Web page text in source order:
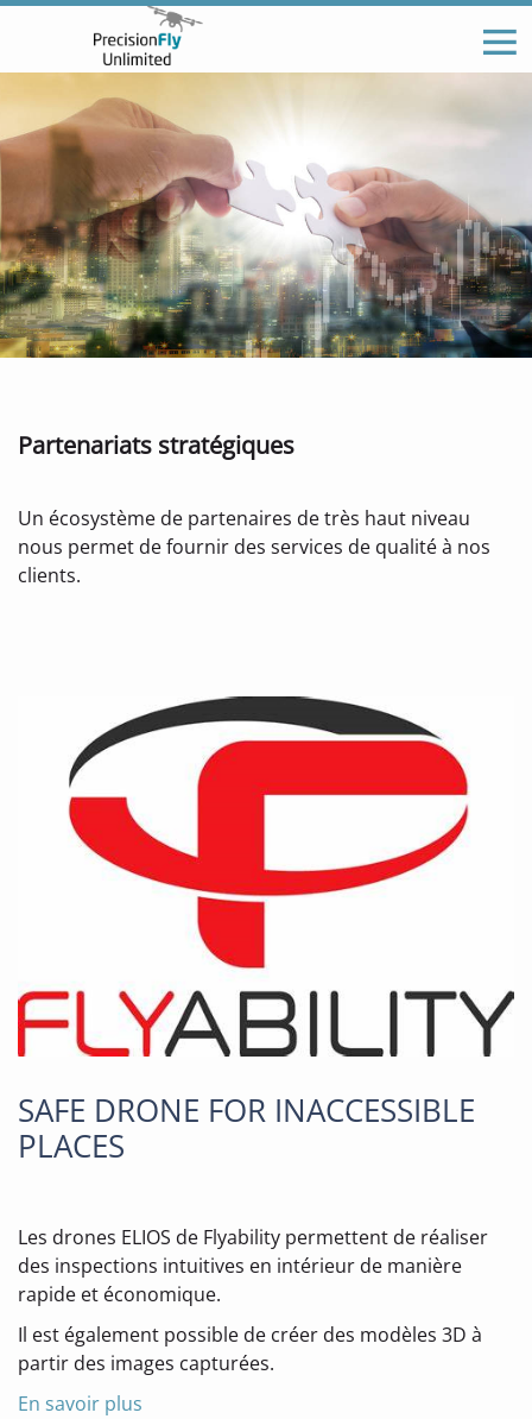
Partenariats stratégiques
Un écosystème de partenaires de très haut niveau
nous permet de fournir des services de qualité à nos
clients.
SAFE DRONE FOR INACCESSIBLE
PLACES
Les drones ELIOS de Flyability permettent de réaliser
des inspections intuitives en intérieur de manière
rapide et économique.
Il est également possible de créer des modèles 3D à
partir des images capturées.
En savoir plus